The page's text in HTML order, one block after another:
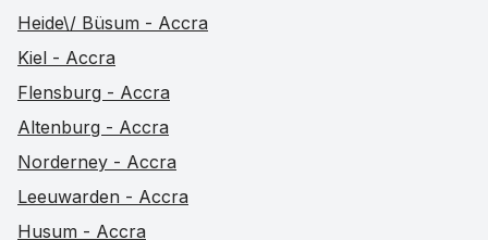
Heide\/ Büsum - Accra
Kiel - Accra
Flensburg - Accra
Altenburg - Accra
Norderney - Accra
Leeuwarden - Accra
Husum - Accra